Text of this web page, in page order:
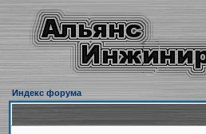
Индекс форума